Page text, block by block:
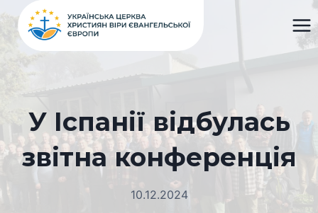
Перейти
У Іспанії відбулась
звітна конференція
10.12.2024